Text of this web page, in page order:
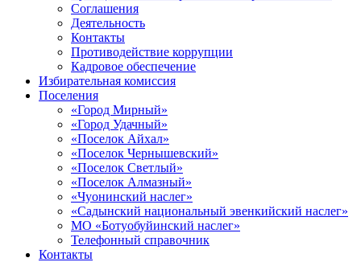
Соглашения
Деятельность
Контакты
Противодействие коррупции
Кадровое обеспечение
Избирательная комиссия
Поселения
«Город Мирный»
«Город Удачный»
«Поселок Айхал»
«Поселок Чернышевский»
«Поселок Светлый»
«Поселок Алмазный»
«Чуонинский наслег»
«Садынский национальный эвенкийский наслег»
МО «Ботуобуйинский наслег»
Телефонный справочник
Контакты